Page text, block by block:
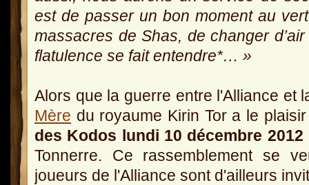
est de passer un bon moment au
massacres de Shas, de changer
flatulence se fait entendre*… »
Alors que la guerre entre l'Alliance et
Mère du royaume Kirin Tor a le
des Kodos lundi 10 décembre 2012
Tonnerre. Ce rassemblement se
joueurs de l'Alliance sont d'ailleurs